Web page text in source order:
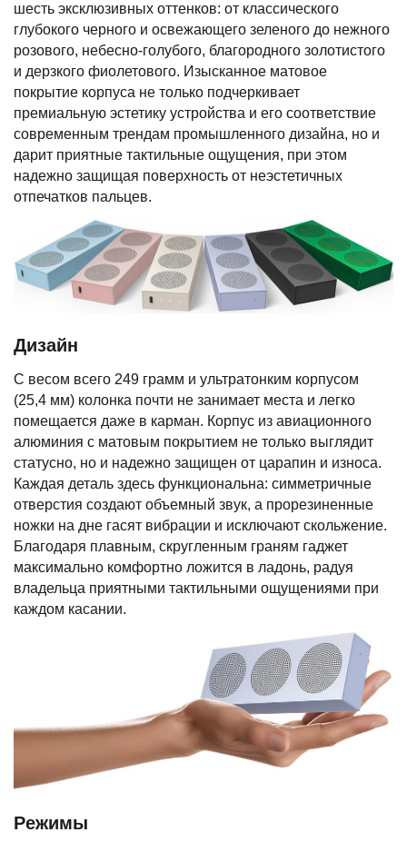
шесть эксклюзивных оттенков: от классического
глубокого черного и освежающего зеленого до нежного
розового, небесно-голубого, благородного золотистого
и дерзкого фиолетового. Изысканное матовое
покрытие корпуса не только подчеркивает
премиальную эстетику устройства и его соответствие
современным трендам промышленного дизайна, но и
дарит приятные тактильные ощущения, при этом
надежно защищая поверхность от неэстетичных
отпечатков пальцев.
Дизайн
С весом всего 249 грамм и ультратонким корпусом
(25,4 мм) колонка почти не занимает места и легко
помещается даже в карман. Корпус из авиационного
алюминия с матовым покрытием не только выглядит
статусно, но и надежно защищен от царапин и износа.
Каждая деталь здесь функциональна: симметричные
отверстия создают объемный звук, а прорезиненные
ножки на дне гасят вибрации и исключают скольжение.
Благодаря плавным, скругленным граням гаджет
максимально комфортно ложится в ладонь, радуя
владельца приятными тактильными ощущениями при
каждом касании.
Режимы